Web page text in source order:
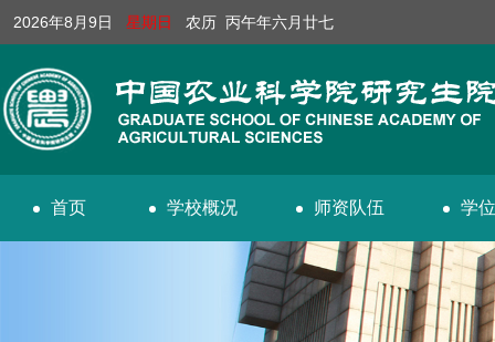
2026年8月9日 星期日 农历 丙午年六月廿七
首页 学校概况 师资队伍 学